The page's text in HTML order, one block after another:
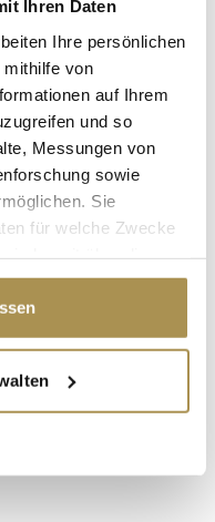
Ihren Daten
Ihre persönlichen
von
auf Ihrem
und so
Messungen von
sowie
Sie
für welche Zwecke
auf das Privacy
Lage
Meter genau sein